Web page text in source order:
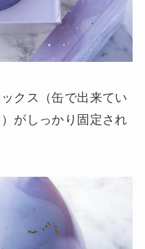
クス（缶で出来てい
がしっかり固定され